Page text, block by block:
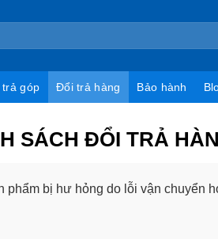
góp Đổi trả hàng Bảo hành
SÁCH ĐỔI TRẢ
bị hư hỏng do lỗi vận chuyển